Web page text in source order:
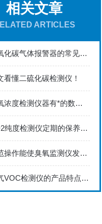
相关文章
ARTICLES
二氧化碳气体报警器的常见故障及解决方案
看懂二硫化碳检测仪！
臭氧浓度检测仪器有*的数据储存功能
CO2纯度检测仪定期的保养可以减少不必要的损失
规范操作能使臭氧监测仪发挥实效！
废气VOC检测仪的产品特点分析